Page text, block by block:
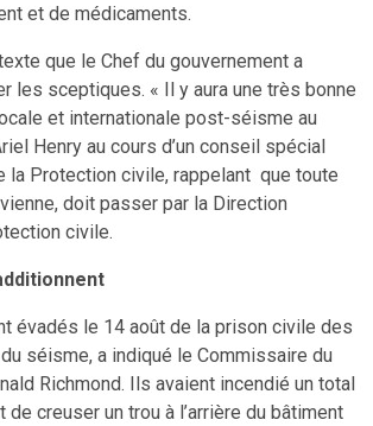
et de médicaments.
que le Chef du gouvernement a
les sceptiques. « Il y aura une très bonne
et internationale post-séisme au
Henry au cours d’un conseil spécial
la Protection civile, rappelant que toute
vienne, doit passer par la Direction
civile.
évadés le 14 août de la prison civile des
séisme, a indiqué le Commissaire du
Richmond. Ils avaient incendié un total
creuser un trou à l’arrière du bâtiment